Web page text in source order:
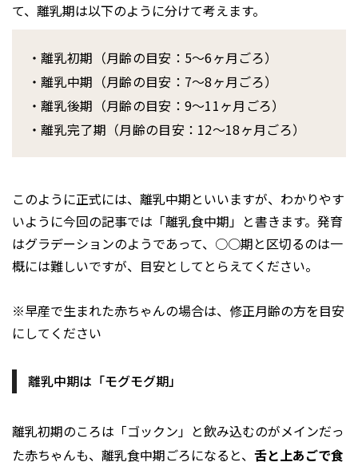
て、離乳期は以下のように分けて考えます。
・離乳初期（月齢の目安：5〜6ヶ月ごろ）
・離乳中期（月齢の目安：7〜8ヶ月ごろ）
・離乳後期（月齢の目安：9〜11ヶ月ごろ）
・離乳完了期（月齢の目安：12〜18ヶ月ごろ）
このように正式には、離乳中期といいますが、わかりやす
いように今回の記事では「離乳食中期」と書きます。発育
はグラデーションのようであって、○○期と区切るのは一
概には難しいですが、目安としてとらえてください。
※早産で生まれた赤ちゃんの場合は、修正月齢の方を目安
にしてください
離乳中期は「モグモグ期」
離乳初期のころは「ゴックン」と飲み込むのがメインだっ
た赤ちゃんも、離乳食中期ごろになると、 舌と上あごで食